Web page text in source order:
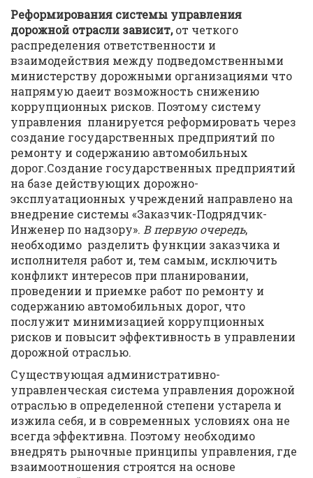
Реформирования системы управления
дорожной отрасли зависит,от четкого
распределения ответственности и
взаимодействия между подведомственными
министерству дорожными организациями что
напрямую даеит возможность снижению
коррупционных рисков. Поэтому систему
управления планируется реформировать через
создание государственных предприятий по
ремонту и содержанию автомобильных
дорог.Создание государственных предприятий
на базе действующих дорожно-
эксплуатационных учреждений направлено на
внедрение системы «Заказчик-Подрядчик-
Инженер по надзору». В первую очередь,
необходимо разделить функции заказчика и
исполнителя работ и, тем самым, исключить
конфликт интересов при планировании,
проведении и приемке работ по ремонту и
содержанию автомобильных дорог, что
послужит минимизацией коррупционных
рисков и повысит эффективность в управлении
дорожной отраслью.
Существующая административно-
управленческая система управления дорожной
отраслью в определенной степени устарела и
изжила себя, и в современных условиях она не
всегда эффективна. Поэтому необходимо
внедрять рыночные принципы управления, где
взаимоотношения строятся на основе